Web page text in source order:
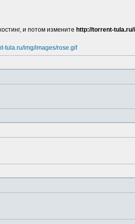
и потом измените http://torrent-
tula.ru/img/images/rose.gif